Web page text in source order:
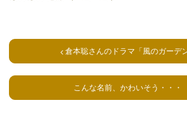
倉本聡さんのドラマ「風のガーデン
こんな名前、かわいそう・・・